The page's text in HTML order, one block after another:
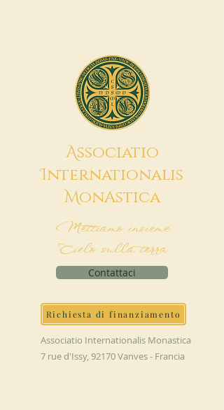
Associatio
Internationalis
MonAstica
Mettiamo insieme
Cielo sulla terra
Contattaci
Richiesta di finanziamento
Associatio Internationalis Monastica
7 rue d'Issy, 92170 Vanves - Francia